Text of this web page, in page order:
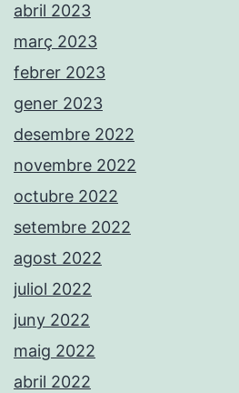
abril 2023
març 2023
febrer 2023
gener 2023
desembre 2022
novembre 2022
octubre 2022
setembre 2022
agost 2022
juliol 2022
juny 2022
maig 2022
abril 2022